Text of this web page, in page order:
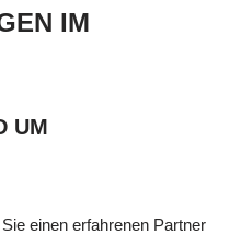
IM
UM
einen erfahrenen Partner